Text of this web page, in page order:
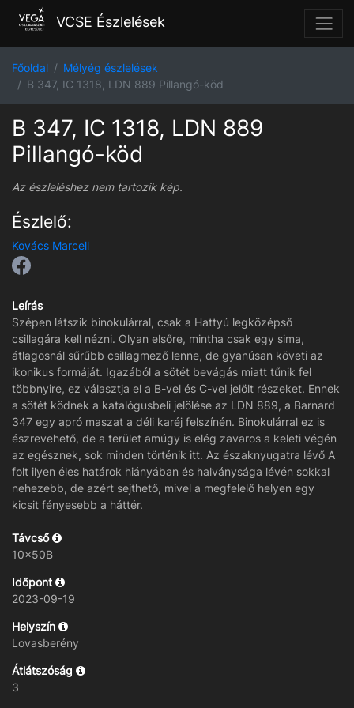
VCSE Észlelések
Főoldal
Mélyég észlelések
B 347, IC 1318, LDN 889 Pillangó-köd
B 347, IC 1318, LDN 889
Pillangó-köd
Az észleléshez nem tartozik kép.
Észlelő:
Kovács Marcell
Leírás
Szépen látszik binokulárral, csak a Hattyú legközépső
csillagára kell nézni. Olyan elsőre, mintha csak egy sima,
átlagosnál sűrűbb csillagmező lenne, de gyanúsan követi az
ikonikus formáját. Igazából a sötét bevágás miatt tűnik fel
többnyire, ez választja el a B-vel és C-vel jelölt részeket. Ennek
a sötét ködnek a katalógusbeli jelölése az LDN 889, a Barnard
347 egy apró maszat a déli karéj felszínén. Binokulárral ez is
észrevehető, de a terület amúgy is elég zavaros a keleti végén
az egésznek, sok minden történik itt. Az északnyugatra lévő A
folt ilyen éles határok hiányában és halványsága lévén sokkal
nehezebb, de azért sejthető, mivel a megfelelő helyen egy
kicsit fényesebb a háttér.
Távcső
10x50B
Időpont
2023-09-19
Helyszín
Lovasberény
Átlátszóság
3